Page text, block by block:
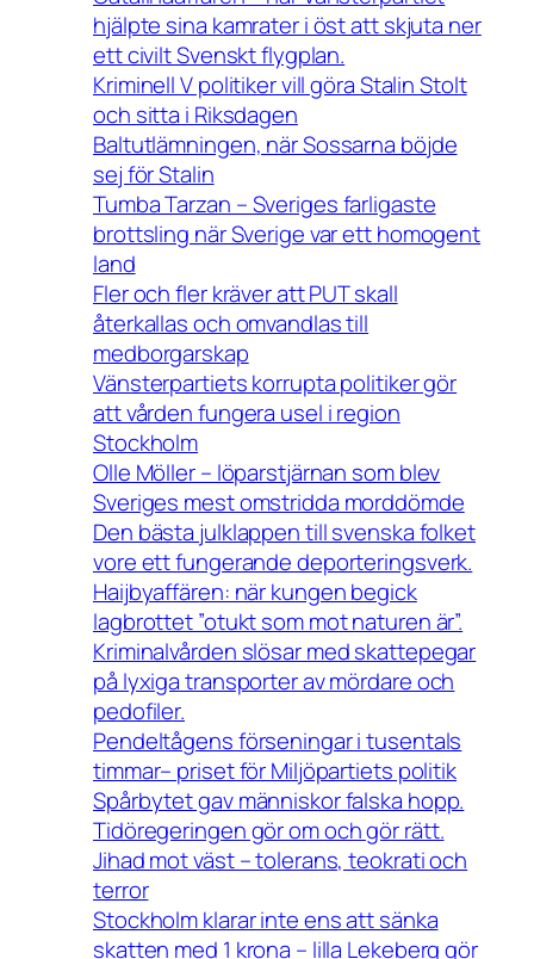
hjälpte sina kamrater i öst att skjuta ner
ett civilt Svenskt flygplan.
Kriminell V politiker vill göra Stalin Stolt
och sitta i Riksdagen
Baltutlämningen, när Sossarna böjde
sej för Stalin
Tumba Tarzan – Sveriges farligaste
brottsling när Sverige var ett homogent
land
Fler och fler kräver att PUT skall
återkallas och omvandlas till
medborgarskap
Vänsterpartiets korrupta politiker gör
att vården fungera usel i region
Stockholm
Olle Möller – löparstjärnan som blev
Sveriges mest omstridda morddömde
Den bästa julklappen till svenska folket
vore ett fungerande deporteringsverk.
Haijbyaffären: när kungen begick
lagbrottet ”otukt som mot naturen är”.
Kriminalvården slösar med skattepegar
på lyxiga transporter av mördare och
pedofiler.
Pendeltågens förseningar i tusentals
timmar– priset för Miljöpartiets politik
Spårbytet gav människor falska hopp.
Tidöregeringen gör om och gör rätt.
Jihad mot väst – tolerans, teokrati och
terror
Stockholm klarar inte ens att sänka
skatten med 1 krona – lilla Lekeberg gör